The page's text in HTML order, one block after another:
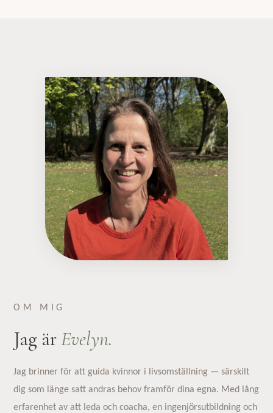
OM MIG
Jag ärEvelyn.
Jag brinner för att guida kvinnor i livsomställning — särskilt
dig som länge satt andras behov framför dina egna. Med lång
erfarenhet av att leda och coacha, en ingenjörsutbildning och